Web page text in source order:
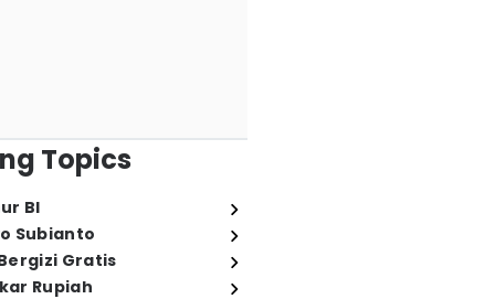
Topics
BI
Subianto
Gratis
Rupiah